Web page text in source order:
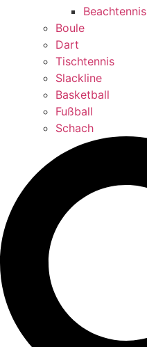
Beachtennis
Boule
Dart
Tischtennis
Slackline
Basketball
Fußball
Schach